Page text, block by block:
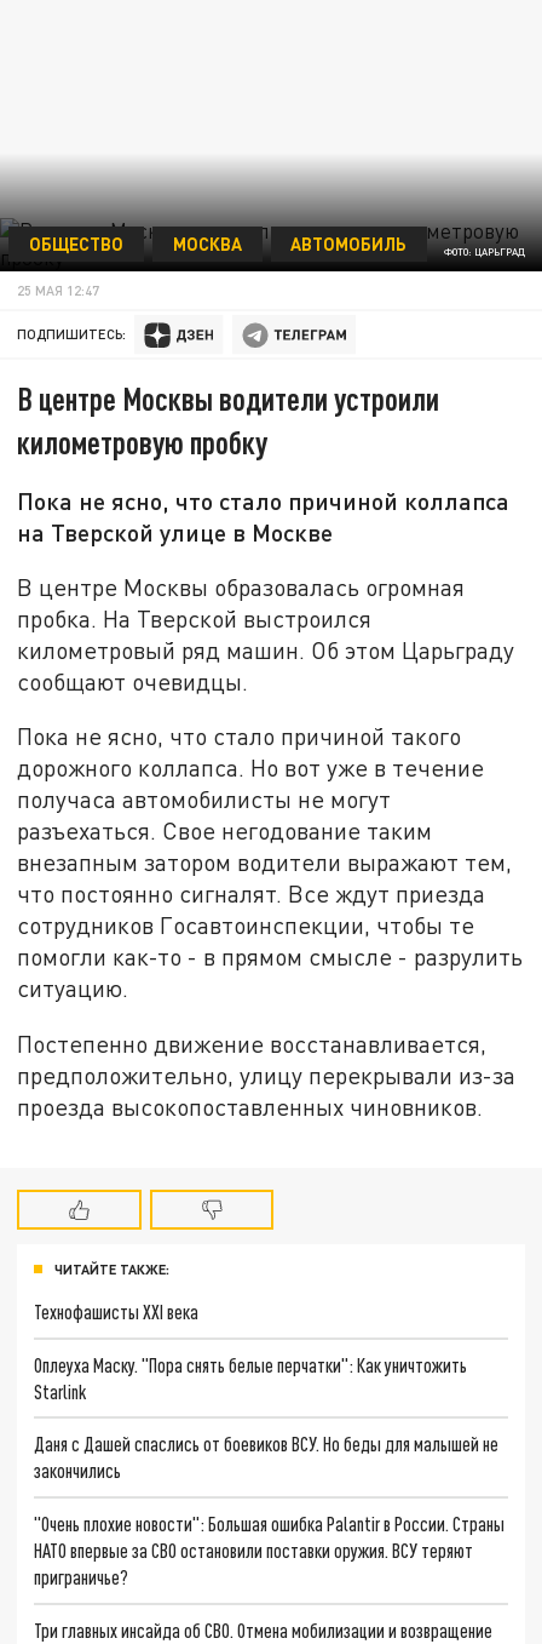
ФОТО: ЦАРЬГРАД
ОБЩЕСТВО МОСКВА АВТОМОБИЛЬ
25 МАЯ 12:47
ПОДПИШИТЕСЬ:
В центре Москвы водители устроили
километровую пробку
Пока не ясно, что стало причиной коллапса
на Тверской улице в Москве
В центре Москвы образовалась огромная
пробка. На Тверской выстроился
километровый ряд машин. Об этом Царьграду
сообщают очевидцы.
Пока не ясно, что стало причиной такого
дорожного коллапса. Но вот уже в течение
получаса автомобилисты не могут
разъехаться. Свое негодование таким
внезапным затором водители выражают тем,
что постоянно сигналят. Все ждут приезда
сотрудников Госавтоинспекции, чтобы те
помогли как-то - в прямом смысле - разрулить
ситуацию.
Постепенно движение восстанавливается,
предположительно, улицу перекрывали из-за
проезда высокопоставленных чиновников.
ЧИТАЙТЕ ТАКЖЕ:
Технофашисты XXI века
Оплеуха Маску. "Пора снять белые перчатки": Как уничтожить
Starlink
Даня с Дашей спаслись от боевиков ВСУ. Но беды для малышей не
закончились
"Очень плохие новости": Большая ошибка Palantir в России. Страны
НАТО впервые за СВО остановили поставки оружия. ВСУ теряют
приграничье?
Три главных инсайда об СВО. Отмена мобилизации и возвращение